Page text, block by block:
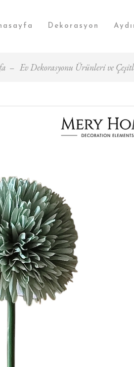
Dekorasyon
Ev Dekorasyonu Ürünleri ve